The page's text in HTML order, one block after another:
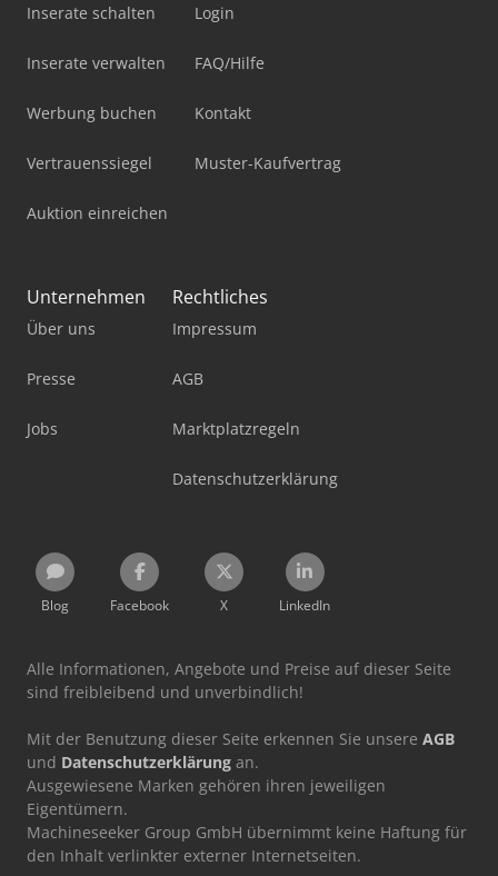
Inserate schalten
Inserate verwalten
Werbung buchen
Vertrauenssiegel
Auktion einreichen
Login
FAQ/Hilfe
Kontakt
Muster-Kaufvertrag
Unternehmen
Über uns
Presse
Jobs
Rechtliches
Impressum
AGB
Marktplatzregeln
Datenschutzerklärung
Blog Facebook X LinkedIn
Alle Informationen, Angebote und Preise auf dieser Seite
sind freibleibend und unverbindlich!
Mit der Benutzung dieser Seite erkennen Sie unsere AGB
und Datenschutzerklärung an.
Ausgewiesene Marken gehören ihren jeweiligen
Eigentümern.
Machineseeker Group GmbH übernimmt keine Haftung für
den Inhalt verlinkter externer Internetseiten.